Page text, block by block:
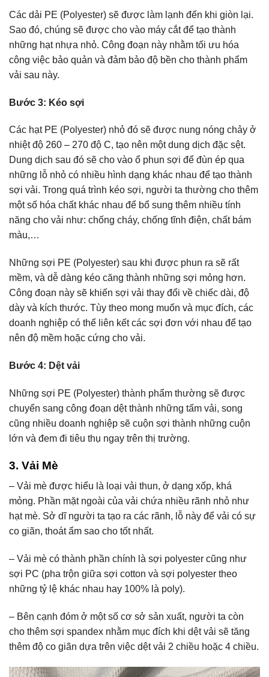
Các dải PE (Polyester) sẽ được làm lạnh đến khi giòn lại.
Sao đó, chúng sẽ được cho vào máy cắt để tạo thành
những hạt nhựa nhỏ. Công đoạn này nhằm tối ưu hóa
công việc bảo quản và đảm bảo độ bền cho thành phẩm
vải sau này.
Bước 3: Kéo sợi
Các hạt PE (Polyester) nhỏ đó sẽ được nung nóng chảy ở
nhiệt độ 260 – 270 độ C, tạo nên một dung dịch đặc sệt.
Dung dịch sau đó sẽ cho vào ổ phun sợi để đùn ép qua
những lỗ nhỏ có nhiều hình dạng khác nhau để tạo thành
sợi vải. Trong quá trình kéo sợi, người ta thường cho thêm
một số hóa chất khác nhau để bổ sung thêm nhiều tính
năng cho vải như: chống cháy, chống tĩnh điện, chất bám
màu,…
Những sợi PE (Polyester) sau khi được phun ra sẽ rất
mềm, và dễ dàng kéo căng thành những sợi mỏng hơn.
Công đoạn này sẽ khiến sợi vải thay đổi về chiếc dài, độ
dày và kích thước. Tùy theo mong muốn và mục đích, các
doanh nghiệp có thể liên kết các sợi đơn với nhau để tạo
nên độ mềm hoặc cứng cho vải.
Bước 4: Dệt vải
Những sợi PE (Polyester) thành phẩm thường sẽ được
chuyển sang công đoạn dệt thành những tấm vải, song
cũng nhiều doanh nghiệp sẽ cuộn sợi thành những cuộn
lớn và đem đi tiêu thụ ngay trên thị trường.
3. Vải Mè
– Vải mè được hiểu là loại vải thun, ở dạng xốp, khá
mỏng. Phần mặt ngoài của vải chứa nhiều rãnh nhỏ như
hạt mè. Sở dĩ người ta tạo ra các rãnh, lỗ này để vải có sự
co giãn, thoát ẩm sao cho tốt nhất.
– Vải mè có thành phần chính là sợi polyester cũng như
sợi PC (pha trộn giữa sợi cotton và sợi polyester theo
những tỷ lệ khác nhau hay 100% là poly).
– Bên cạnh đóm ở một số cơ sở sản xuất, người ta còn
cho thêm sợi spandex nhằm mục đích khi dệt vải sẽ tăng
thêm độ co giãn dựa trên việc dệt vải 2 chiều hoặc 4 chiều.